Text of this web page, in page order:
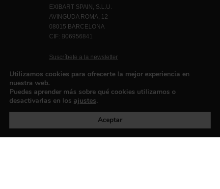
EXIBART SPAIN, S.L.U.
AVINGUDA ROMA, 12
08015 BARCELONA
CIF: B06956841
Suscríbete a la newsletter
Política de privacidad
Utilizamos cookies para ofrecerte la mejor experiencia en
nuestra web.
Puedes aprender más sobre qué cookies utilizamos o
desactivarlas en los ajustes.
Aceptar